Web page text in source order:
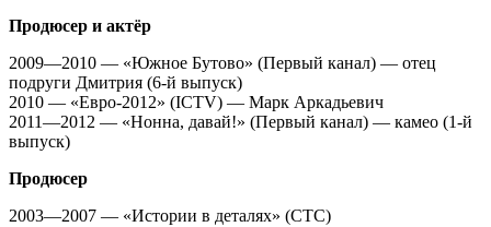
Продюсер и актёр
2009—2010 — «Южное Бутово» (Первый канал) — отец
подруги Дмитрия (6-й выпуск)
2010 — «Евро-2012» (ICTV) — Марк Аркадьевич
2011—2012 — «Нонна, давай!» (Первый канал) — камео (1-й
выпуск)
Продюсер
2003—2007 — «Истории в деталях» (СТС)